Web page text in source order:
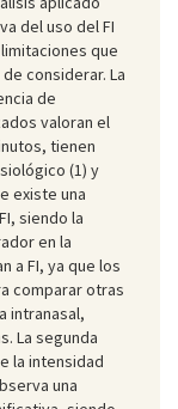
del uso del FI
que
considerar. La
de
valoran el
tienen
(1) y
existe una
siendo la
en la
a FI, ya que los
comparar otras
intranasal,
La segunda
la intensidad
una